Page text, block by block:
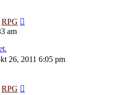
RPG
am
26, 2011 6:05 pm
RPG